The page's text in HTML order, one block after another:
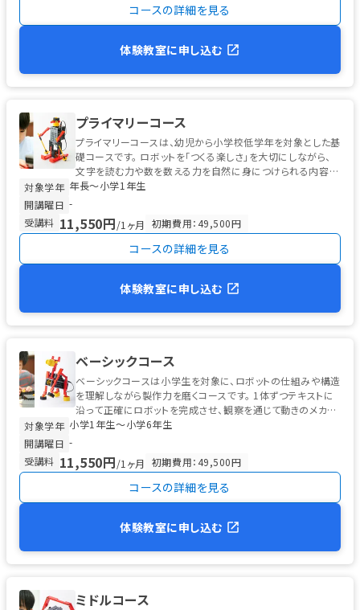
コースの詳細を見る
体験教室に申し込む
プライマリーコース
プライマリーコースは、幼児から小学校低学年を対象とした基
礎コースです。 ロボットを「つくる楽しさ」を大切にしながら、
文字を読む力や数を数える力を自然に身につけられる内容に
なっています。 ...
対象学年 年長〜小学1年生
開講曜日 -
受講料 11,550円/1ヶ月 初期費用：49,500円
コースの詳細を見る
体験教室に申し込む
ベーシックコース
ベーシックコースは小学生を対象に、ロボットの仕組みや構造
を理解しながら製作力を磨くコースです。 1体ずつテキストに
沿って正確にロボットを完成させ、観察を通じて動きのメカニ
ズムを学びます。 ...
対象学年 小学1年生〜小学6年生
開講曜日 -
受講料 11,550円/1ヶ月 初期費用：49,500円
コースの詳細を見る
体験教室に申し込む
ミドルコース